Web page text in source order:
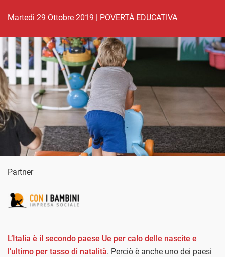
martedì 29 Ottobre 2019 | POVERTÀ EDUCATIVA
Partner
L’Italia è il secondo paese Ue per calo delle nascite e
l’ultimo per tasso di natalità. Perciò è anche uno dei paesi